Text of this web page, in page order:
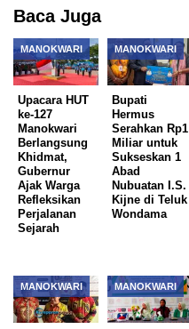
Baca Juga
MANOKWARI
Upacara HUT
ke-127
Manokwari
Berlangsung
Khidmat,
Gubernur
Ajak Warga
Refleksikan
Perjalanan
Sejarah
MANOKWARI
Bupati
Hermus
Serahkan Rp1
Miliar untuk
Sukseskan 1
Abad
Nubuatan I.S.
Kijne di Teluk
Wondama
MANOKWARI MANOKWARI